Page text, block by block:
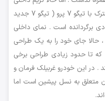
به نمونه دو رنگ قرمز / مشکی ، مشترک با تیگو 7 پرو ( تیگو 7 جدید
برگردانده است . نمای داخلی
حالا جای خود را به یک طراحی
تا حدود زیادی طراحی برخی
. در این خودرو غربیلک فرمان و
متعلق به نسل پیشین است اما